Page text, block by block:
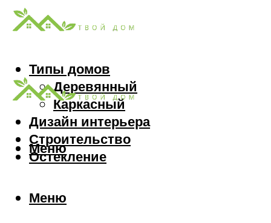
Типы домов
Деревянный
Каркасный
Дизайн интерьера
Строительство
Остекление
Меню
Меню